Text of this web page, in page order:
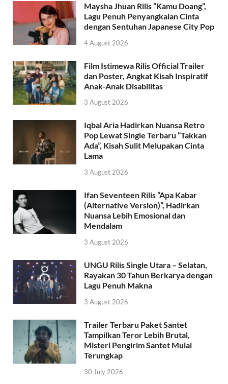
Maysha Jhuan Rilis “Kamu Doang”,
Lagu Penuh Penyangkalan Cinta
dengan Sentuhan Japanese City Pop
4 August 2026
Film Istimewa Rilis Official Trailer
dan Poster, Angkat Kisah Inspiratif
Anak-Anak Disabilitas
3 August 2026
Iqbal Aria Hadirkan Nuansa Retro
Pop Lewat Single Terbaru “Takkan
Ada”, Kisah Sulit Melupakan Cinta
Lama
3 August 2026
Ifan Seventeen Rilis “Apa Kabar
(Alternative Version)”, Hadirkan
Nuansa Lebih Emosional dan
Mendalam
3 August 2026
UNGU Rilis Single Utara – Selatan,
Rayakan 30 Tahun Berkarya dengan
Lagu Penuh Makna
3 August 2026
Trailer Terbaru Paket Santet
Tampilkan Teror Lebih Brutal,
Misteri Pengirim Santet Mulai
Terungkap
30 July 2026